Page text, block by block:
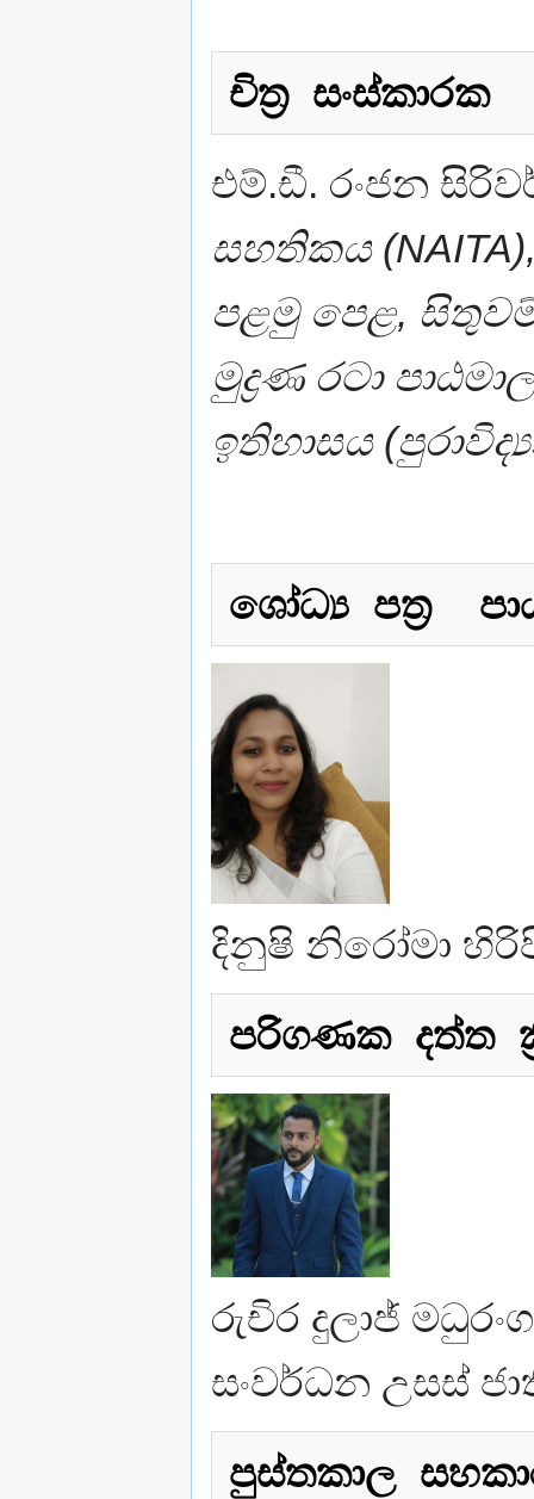
චිත‍්‍ර සංස්කාරක
එම්.ඩී. රංජන
සහතිකය (NAITA),
පළමු පෙළ,
මුද්‍රණ රටා
ඉතිහාසය
ශෝධ්‍ය පත‍්‍ර
දිනුෂි නිරෝමා
පරිගණක දත්ත
රුචිර දුලාජ්
සංවර්ධන උසස්
පුස්තකාල